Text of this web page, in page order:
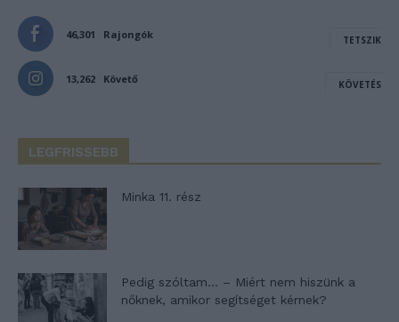
46,301 Rajongók TETSZIK
13,262 Követő KÖVETÉS
LEGFRISSEBB
Minka 11. rész
Pedig szóltam… – Miért nem hiszünk a
nőknek, amikor segítséget kérnek?